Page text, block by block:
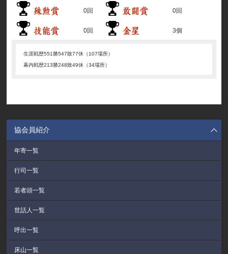
0回 0回
0回 3個
生涯戦歴551勝547敗77休（107場所）
幕内戦歴213勝248敗49休（34場所）
協会員紹介
年寄一覧
行司一覧
若者頭一覧
世話人一覧
呼出一覧
床山一覧